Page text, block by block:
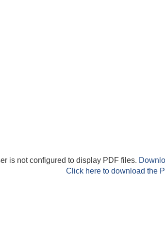
is not configured to display PDF files.
Click here to download the